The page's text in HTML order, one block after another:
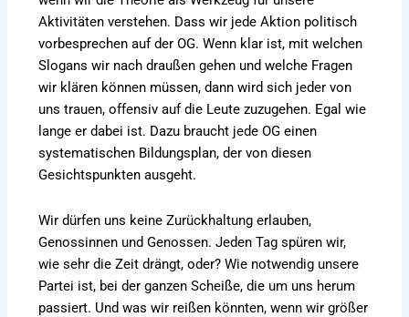
Aktivitäten verstehen. Dass wir jede Aktion politisch
vorbesprechen auf der OG. Wenn klar ist, mit welchen
Slogans wir nach draußen gehen und welche Fragen
wir klären können müssen, dann wird sich jeder von
uns trauen, offensiv auf die Leute zuzugehen. Egal wie
lange er dabei ist. Dazu braucht jede OG einen
systematischen Bildungsplan, der von diesen
Gesichtspunkten ausgeht.
Wir dürfen uns keine Zurückhaltung erlauben,
Genossinnen und Genossen. Jeden Tag spüren wir,
wie sehr die Zeit drängt, oder? Wie notwendig unsere
Partei ist, bei der ganzen Scheiße, die um uns herum
passiert. Und was wir reißen könnten, wenn wir größer